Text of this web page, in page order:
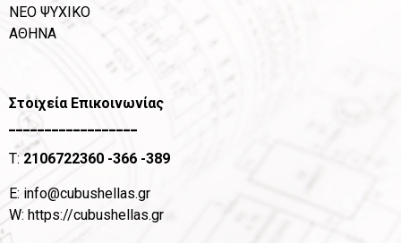
ΝΕΟ ΨΥΧΙΚΟ
ΑΘΗΝΑ
Στοιχεία Επικοινωνίας
__________________
T:2106722360 -366 -389
Ε: info@cubushellas.gr
W: https://cubushellas.gr